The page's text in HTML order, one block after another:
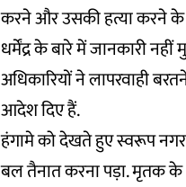
करने और उसकी हत्या करने
धर्मेंद्र के बारे में जानकारी
अधिकारियों ने लापरवाही
आदेश दिए हैं.
हंगामे को देखते हुए स्वरूप
बल तैनात करना पड़ा. मृतक के